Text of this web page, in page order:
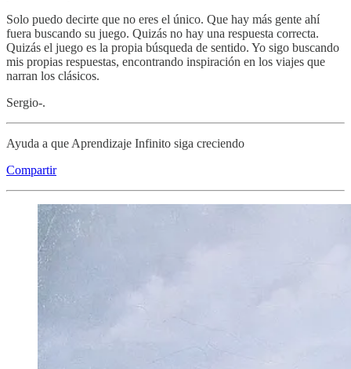
Solo puedo decirte que no eres el único. Que hay más gente ahí
fuera buscando su juego. Quizás no hay una respuesta correcta.
Quizás el juego es la propia búsqueda de sentido. Yo sigo buscando
mis propias respuestas, encontrando inspiración en los viajes que
narran los clásicos.
Sergio-.
Ayuda a que Aprendizaje Infinito siga creciendo
Compartir